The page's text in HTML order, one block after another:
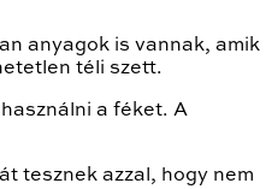
anyagok is vannak, amik
téli szett.
a féket. A
tesznek azzal, hogy nem